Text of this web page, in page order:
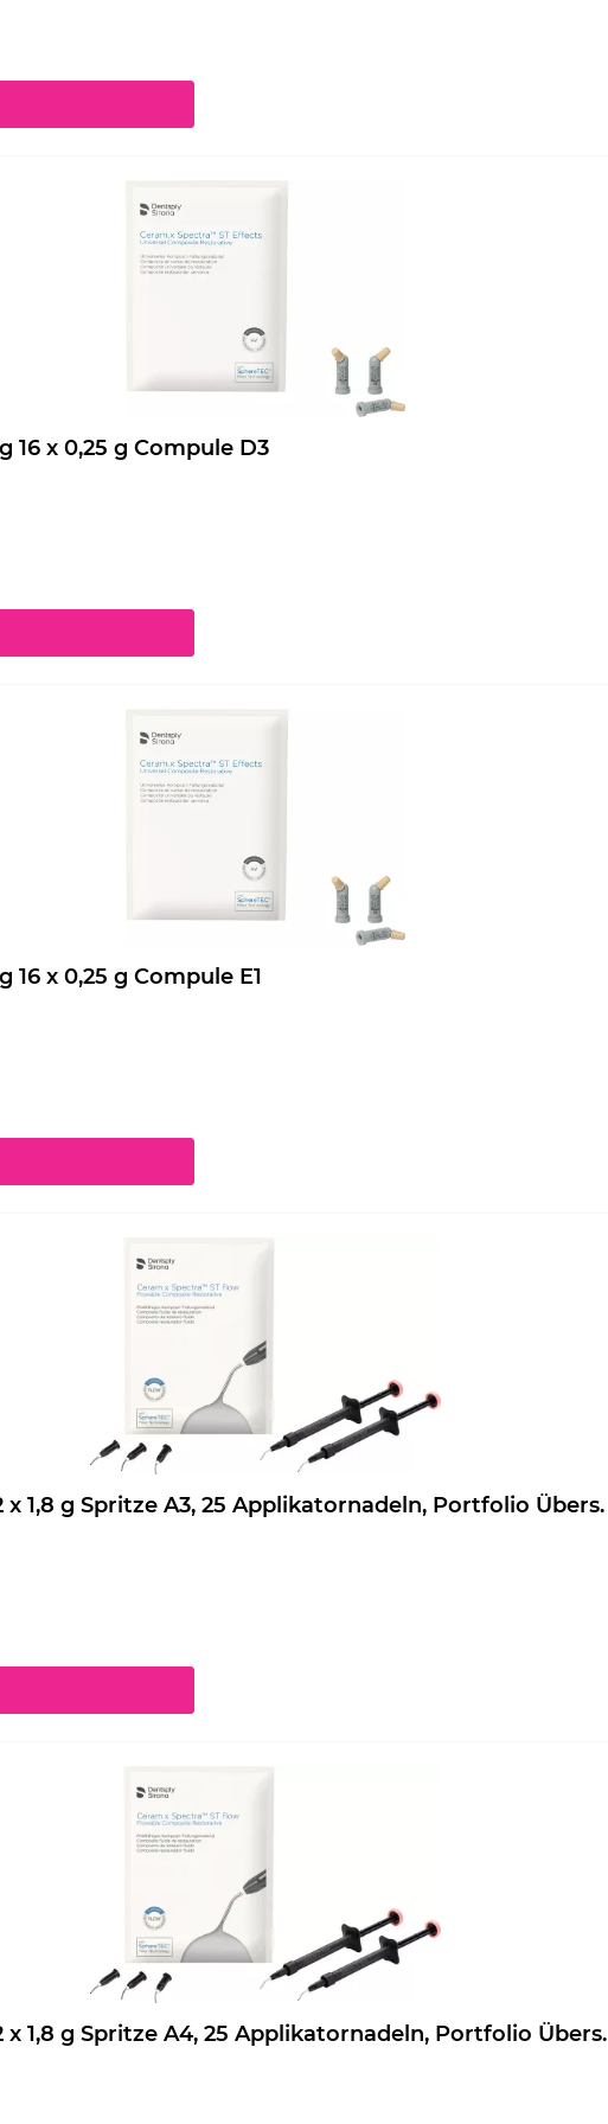
um die Anzahl zu erhöhen oder zu reduzieren.
Ceram.x Spectra ST Effects Nachfüllpackung 16 x 0,25 g Compule D3
um die Anzahl zu erhöhen oder zu reduzieren.
Ceram.x Spectra ST Effects Nachfüllpackung 16 x 0,25 g Compule E1
um die Anzahl zu erhöhen oder zu reduzieren.
Spectra ST flow Nachfüllpackung 2 x 1,8 g Spritze A3, 25 Applikatornadeln, Portfolio Übers.
um die Anzahl zu erhöhen oder zu reduzieren.
Spectra ST flow Nachfüllpackung 2 x 1,8 g Spritze A4, 25 Applikatornadeln, Portfolio Übers.